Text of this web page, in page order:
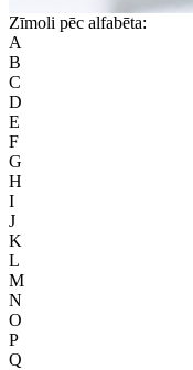
Zīmoli pēc alfabēta:
A
B
C
D
E
F
G
H
I
J
K
L
M
N
O
P
Q